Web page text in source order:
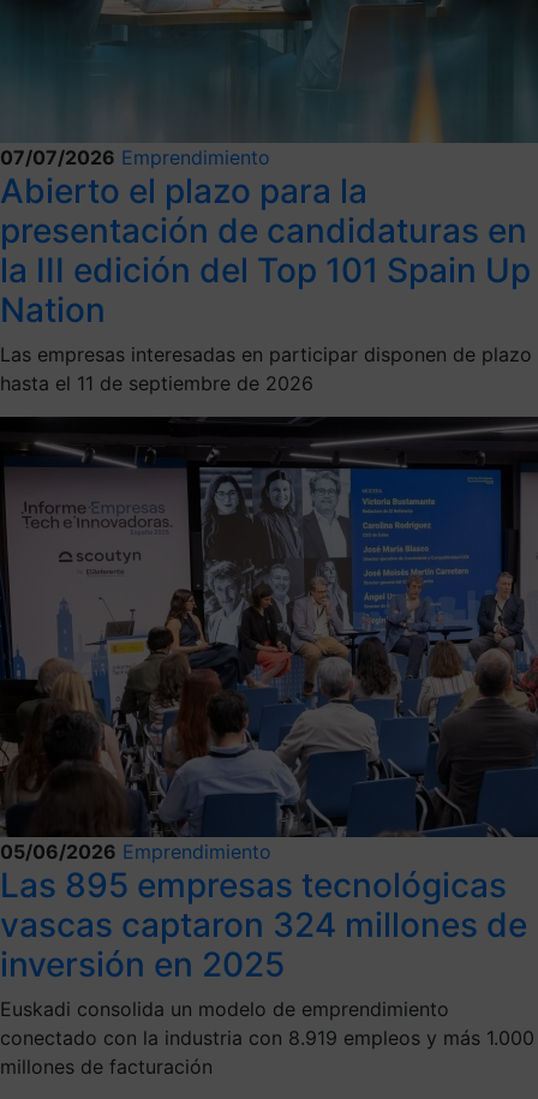
07/07/2026 Emprendimiento
Abierto el plazo para la
presentación de candidaturas en
la III edición del Top 101 Spain Up
Nation
Las empresas interesadas en participar disponen de plazo
hasta el 11 de septiembre de 2026
05/06/2026 Emprendimiento
Las 895 empresas tecnológicas
vascas captaron 324 millones de
inversión en 2025
Euskadi consolida un modelo de emprendimiento
conectado con la industria con 8.919 empleos y más 1.000
millones de facturación